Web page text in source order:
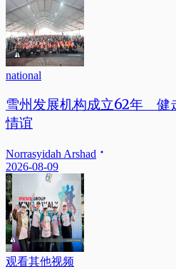
national
雪州发展机构成立62年 健
情谊
Norrasyidah Arshad
2026-08-09
观看其他视频